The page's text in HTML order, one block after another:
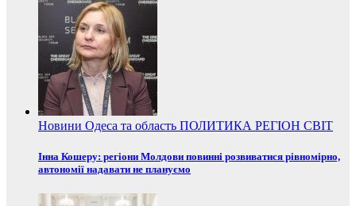
Новини Одеса та область ПОЛИТИКА РЕГІОН СВІТ
Інна Кошеру: регіони Молдови повинні розвиватися рівномірно,
автономії надавати не плануємо